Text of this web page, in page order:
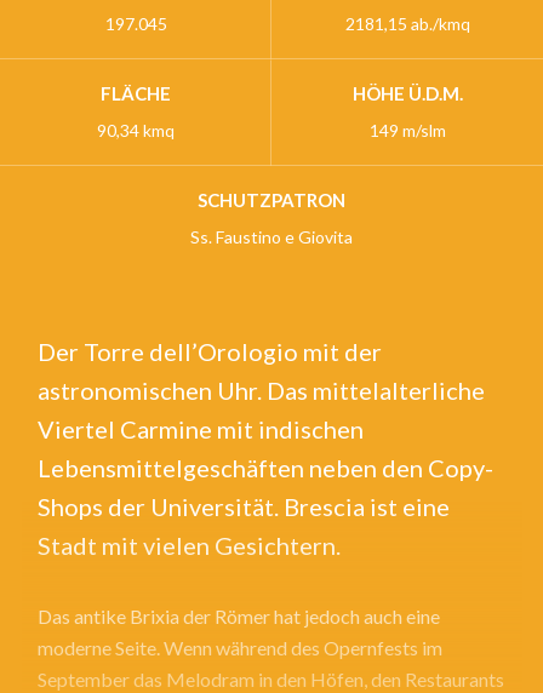
197.045 2181,15 ab./kmq
FLÄCHE
90,34 kmq
HÖHE Ü.D.M.
149 m/slm
SCHUTZPATRON
Ss. Faustino e Giovita
Der Torre dell’Orologio mit der
astronomischen Uhr. Das mittelalterliche
Viertel Carmine mit indischen
Lebensmittelgeschäften neben den Copy-
Shops der Universität. Brescia ist eine
Stadt mit vielen Gesichtern.
Das antike Brixia der Römer hat jedoch auch eine
moderne Seite. Wenn während des Opernfests im
September das Melodram in den Höfen, den Restaurants